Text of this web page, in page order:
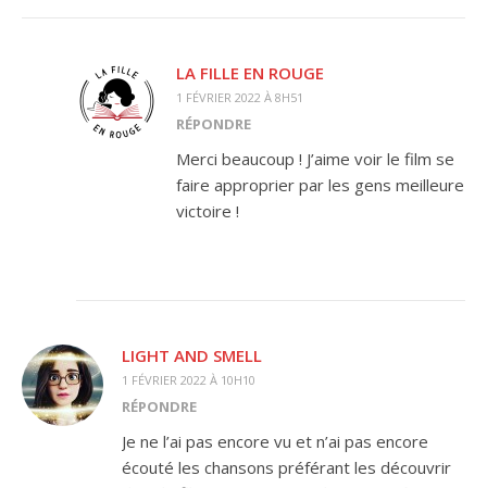
LA FILLE EN ROUGE
1 FÉVRIER 2022 À 8H51
RÉPONDRE
Merci beaucoup ! J’aime voir le film se
faire approprier par les gens meilleure
victoire !
LIGHT AND SMELL
1 FÉVRIER 2022 À 10H10
RÉPONDRE
Je ne l’ai pas encore vu et n’ai pas encore
écouté les chansons préférant les découvrir